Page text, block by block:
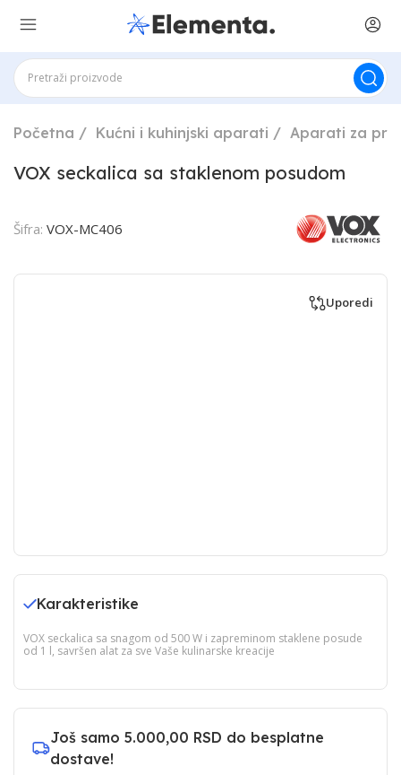
Početna Kućni i kuhinjski aparati Aparati za
VOX seckalica sa staklenom posudom
Šifra: VOX-MC406
Uporedi
Karakteristike
VOX seckalica sa snagom od 500 W i zapreminom staklene posude
od 1 l, savršen alat za sve Vaše kulinarske kreacije
Još samo 5.000,00 RSD do besplatne
dostave!